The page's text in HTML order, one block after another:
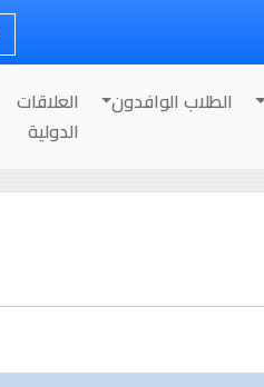
الطلاب الوافدون
العلاقات
الدولية